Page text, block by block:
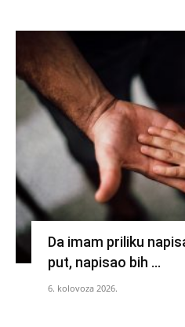
Da imam priliku
put, napisao bih …
6. kolovoza 2026.